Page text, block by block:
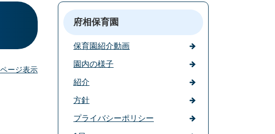
ージ表示
府相保育園
保育園紹介動画
園内の様子
紹介
方針
プライバシーポリシー